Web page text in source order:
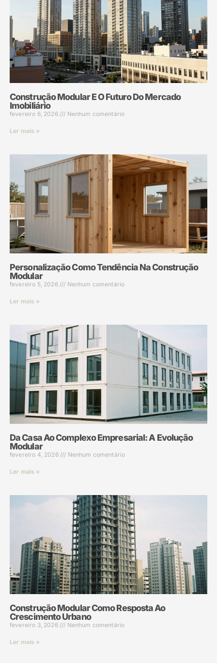
Construção Modular E O Futuro Do Mercado
Imobiliário
fevereiro 6, 2026 Nenhum comentário
Ler mais »
Personalização Como Tendência Na Construção
Modular
fevereiro 5, 2026 Nenhum comentário
Ler mais »
Da Casa Ao Complexo Empresarial: A Evolução
Modular
fevereiro 4, 2026 Nenhum comentário
Ler mais »
Construção Modular Como Resposta Ao
Crescimento Urbano
fevereiro 3, 2026 Nenhum comentário
Ler mais »